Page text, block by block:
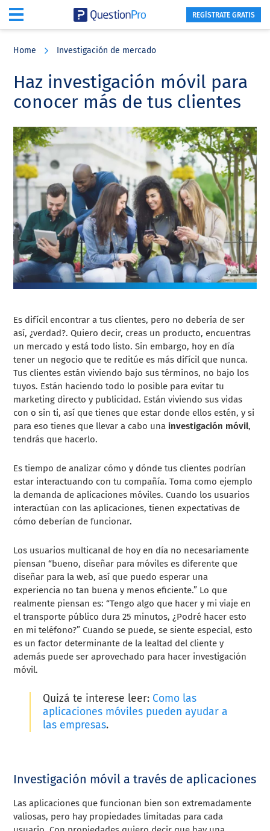
content
sidebar
REGÍSTRATE GRATIS
Home Investigación de mercado
Haz investigación móvil para
conocer más de tus clientes
Es difícil encontrar a tus clientes, pero no debería de ser
así, ¿verdad?. Quiero decir, creas un producto, encuentras
un mercado y está todo listo. Sin embargo, hoy en día
tener un negocio que te reditúe es más difícil que nunca.
Tus clientes están viviendo bajo sus términos, no bajo los
tuyos. Están haciendo todo lo posible para evitar tu
marketing directo y publicidad. Están viviendo sus vidas
con o sin ti, así que tienes que estar donde ellos estén, y si
para eso tienes que llevar a cabo una investigación móvil,
tendrás que hacerlo.
Es tiempo de analizar cómo y dónde tus clientes podrían
estar interactuando con tu compañía. Toma como ejemplo
la demanda de aplicaciones móviles. Cuando los usuarios
interactúan con las aplicaciones, tienen expectativas de
cómo deberían de funcionar.
Los usuarios multicanal de hoy en día no necesariamente
piensan “bueno, diseñar para móviles es diferente que
diseñar para la web, así que puedo esperar una
experiencia no tan buena y menos eficiente.” Lo que
realmente piensan es: “Tengo algo que hacer y mi viaje en
el transporte público dura 25 minutos, ¿Podré hacer esto
en mi teléfono?” Cuando se puede, se siente especial, esto
es un factor determinante de la lealtad del cliente y
además puede ser aprovechado para hacer investigación
móvil.
Quizá te interese leer: Como las
aplicaciones móviles pueden ayudar a
las empresas.
Investigación móvil a través de aplicaciones
Las aplicaciones que funcionan bien son extremadamente
valiosas, pero hay propiedades limitadas para cada